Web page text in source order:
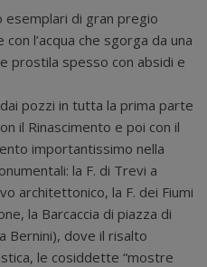
esemplari di gran pregio
l’acqua che sgorga da una
prostila spesso con absidi e
pozzi in tutta la prima parte
il Rinascimento e poi con il
importantissimo nella
la F. di Trevi a
architettonico, la F. dei Fiumi
la Barcaccia di piazza di
Bernini), dove il risalto
le cosiddette “mostre